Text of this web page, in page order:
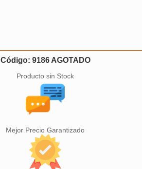
Código: 9186 AGOTADO
Producto sin Stock
Mejor Precio Garantizado